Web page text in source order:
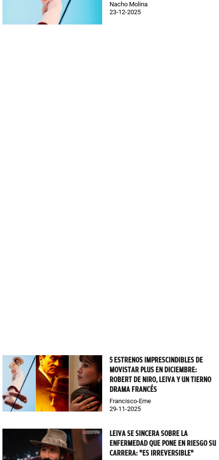
Nacho Molina
23-12-2025
5 ESTRENOS IMPRESCINDIBLES DE
MOVISTAR PLUS EN DICIEMBRE:
ROBERT DE NIRO, LEIVA Y UN TIERNO
DRAMA FRANCÉS
Francisco-Eme
29-11-2025
LEIVA SE SINCERA SOBRE LA
ENFERMEDAD QUE PONE EN RIESGO SU
CARRERA: "ES IRREVERSIBLE"